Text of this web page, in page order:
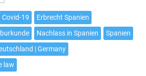
Covid-19
Erbrecht Spanien
Nachlass in Spanien
Spanien
| Germany
law